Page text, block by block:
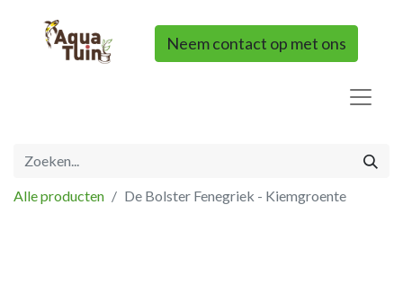
Neem contact op met ons
Alle producten De Bolster Fenegriek - Kiemgroente